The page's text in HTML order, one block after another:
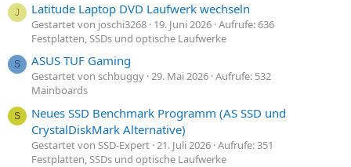
J Latitude Laptop DVD Laufwerk wechseln
Gestartet von joschi3268 19. Juni 2026 Aufrufe: 636
Festplatten, SSDs und optische Laufwerke
S ASUS TUF Gaming
Gestartet von schbuggy 29. Mai 2026 Aufrufe: 532
Mainboards
S
Neues SSD Benchmark Programm (AS SSD und
CrystalDiskMark Alternative)
Gestartet von SSD-Expert 21. Juli 2026 Aufrufe: 351
Festplatten, SSDs und optische Laufwerke